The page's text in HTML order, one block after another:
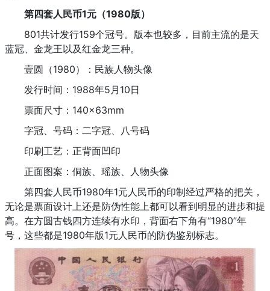
第四套人民币1元（1980版）
801共计发行159个冠号。版本也较多，目前主流的是天
蓝冠、金龙王以及红金龙三种。
壹圆（1980）：民族人物头像
发行时间：1988年5月10日
票面尺寸：140×63mm
字冠、号码：二字冠、八号码
印刷工艺：正背面凹印
正面图案：侗族、瑶族、人物头像
第四套人民币1980年1元人民币的印制经过严格的把关，
无论是票面设计上还是防伪性能上都可以看到明显的进步和提
高。在方圆古钱四方连续有水印，背面右下角有“1980”年
号，这些都是1980年版1元人民币的防伪鉴别标志。